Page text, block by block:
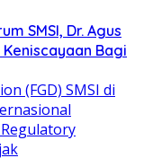
SMSI, Dr. Agus
Bagi